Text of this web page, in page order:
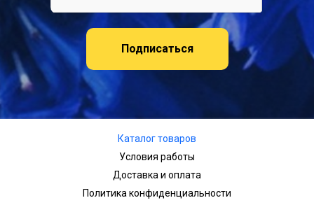
Подписаться
Каталог товаров
Условия работы
Доставка и оплата
Политика конфиденциальности